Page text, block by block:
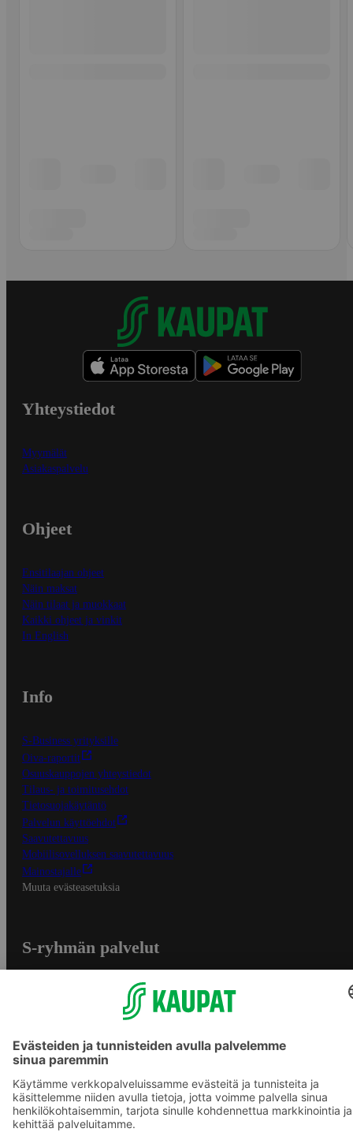
Yhteystiedot
Myymälät
Asiakaspalvelu
Ohjeet
Ensitilaajan ohjeet
Näin maksat
Näin tilaat ja muokkaat
Kaikki ohjeet ja vinkit
In English
Info
S-Business yrityksille
Oiva-raportit
Osuuskauppojen yhteystiedot
Tilaus- ja toimitusehdot
Tietosuojakäytäntö
Palvelun käyttöehdot
Saavutettavuus
Mobiilisovelluksen saavutettavuus
Mainostajalle
Muuta evästeasetuksia
S-ryhmän palvelut
S-ostoslista -sovellus
Prisma.fi
Sokos.fi
S-Pankki
Yhteishyvä
Sokos Hotels